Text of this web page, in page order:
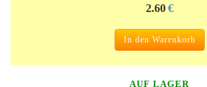
2.60 €
In den Warenkorb
AUF LAGER